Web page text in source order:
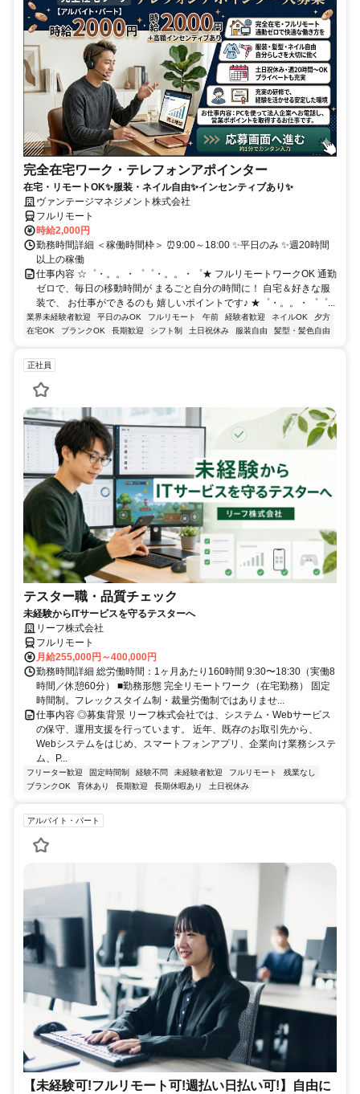
完全在宅ワーク・テレフォンアポインター
在宅・リモートOK✨服装・ネイル自由✨インセンティブあり✨
ヴァンテージマネジメント株式会社
フルリモート
時給2,000円
勤務時間詳細 ＜稼働時間枠＞ ⏰9:00～18:00 ✨平日のみ ✨週20時間
以上の稼働
仕事内容 ☆゜・。。・゜゜・。。・゜★ フルリモートワークOK 通勤
ゼロで、毎日の移動時間が まるごと自分の時間に！ 自宅＆好きな服
装で、 お仕事ができるのも 嬉しいポイントです♪ ★゜・。。・゜゜...
業界未経験者歓迎 平日のみOK フルリモート 午前 経験者歓迎 ネイルOK
夕方
在宅OK
ブランクOK 長期歓迎 シフト制 土日祝休み 服装自由 髪型・髪色自由
正社員
テスター職・品質チェック
未経験からITサービスを守るテスターへ
リーフ株式会社
フルリモート
月給255,000円～400,000円
勤務時間詳細 総労働時間：1ヶ月あたり160時間 9:30〜18:30（実働8
時間／休憩60分） ■勤務形態 完全リモートワーク（在宅勤務） 固定
時間制。フレックスタイム制・裁量労働制ではありませ...
仕事内容 ◎募集背景 リーフ株式会社では、システム・Webサービス
の保守、運用支援を行っています。 近年、既存のお取引先から、
Webシステムをはじめ、スマートフォンアプリ、企業向け業務システ
ム、P...
フリーター歓迎 固定時間制 経験不問 未経験者歓迎 フルリモート
残業なし
ブランクOK
育休あり 長期歓迎 長期休暇あり 土日祝休み
アルバイト・パート
【未経験可!フルリモート可!週払い日払い可!】自由に